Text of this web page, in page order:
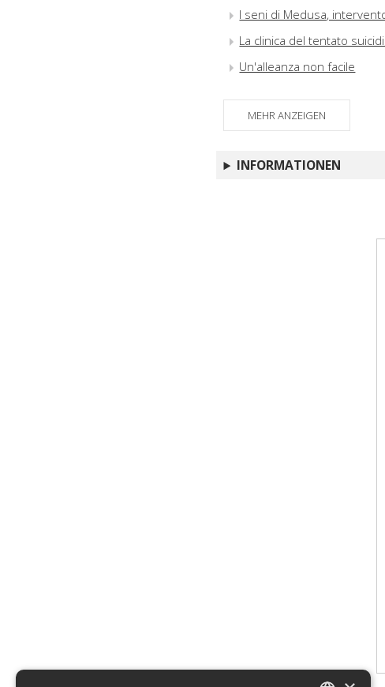
I seni di Medusa,
La clinica del tentato
Un'alleanza non facile
MEHR ANZEIGEN
INFORMATIONEN